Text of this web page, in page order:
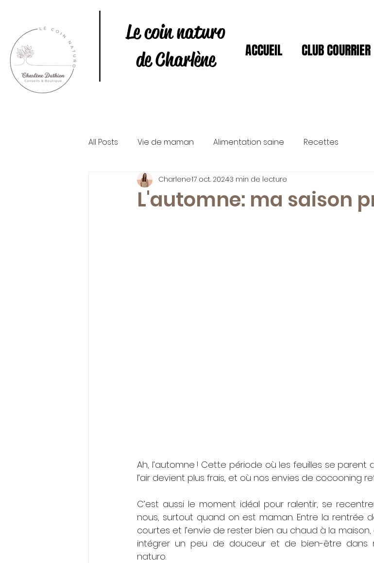
Le coin naturo
de Charlène
ACCUEIL CLUB COURRIER
All Posts Vie de maman Alimentation saine Recettes
Conseils naturo bien-être
L'automne: ma saison
Charlene17 oct. 20243 min de lecture
Ah, l’automne ! Cette période où les feuilles se parent
l’air devient plus frais, et où nos envies de cocooning
C’est aussi le moment idéal pour ralentir, se
nous, surtout quand on est maman. Entre la rentrée
courtes et l’envie de rester bien au chaud à la
intégrer un peu de douceur et de bien-être dans
naturo.